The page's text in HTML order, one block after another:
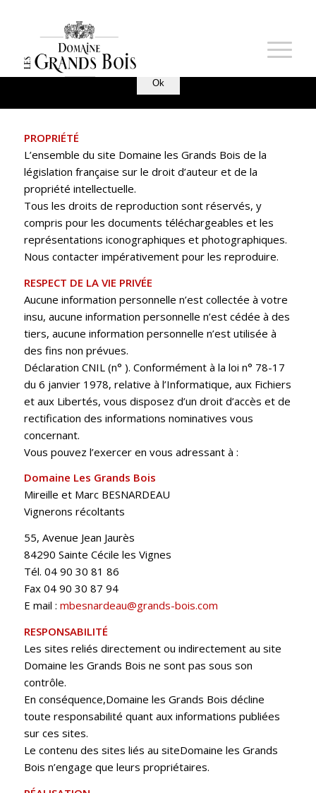
MENTIONS LÉGALES
PROPRIÉTÉ
L’ensemble du site Domaine les Grands Bois de la
législation française sur le droit d’auteur et de la
propriété intellectuelle.
Tous les droits de reproduction sont réservés, y
compris pour les documents téléchargeables et les
représentations iconographiques et photographiques.
Nous contacter impérativement pour les reproduire.
RESPECT DE LA VIE PRIVÉE
Aucune information personnelle n’est collectée à votre
insu, aucune information personnelle n’est cédée à des
tiers, aucune information personnelle n’est utilisée à
des fins non prévues.
Déclaration CNIL (n° ). Conformément à la loi n° 78-17
du 6 janvier 1978, relative à l’Informatique, aux Fichiers
et aux Libertés, vous disposez d’un droit d’accès et de
rectification des informations nominatives vous
concernant.
Vous pouvez l’exercer en vous adressant à :
Domaine Les Grands Bois
Mireille et Marc BESNARDEAU
Vignerons récoltants
55, Avenue Jean Jaurès
84290 Sainte Cécile les Vignes
Tél. 04 90 30 81 86
Fax 04 90 30 87 94
E mail : mbesnardeau@grands-bois.com
RESPONSABILITÉ
Les sites reliés directement ou indirectement au site
Domaine les Grands Bois ne sont pas sous son
contrôle.
En conséquence,Domaine les Grands Bois décline
toute responsabilité quant aux informations publiées
sur ces sites.
Le contenu des sites liés au siteDomaine les Grands
Bois n’engage que leurs propriétaires.
expérience sur notre site. Si vous continuez à utiliser ce
dernier, nous considérerons que vous acceptez l'utilisation des
Ok